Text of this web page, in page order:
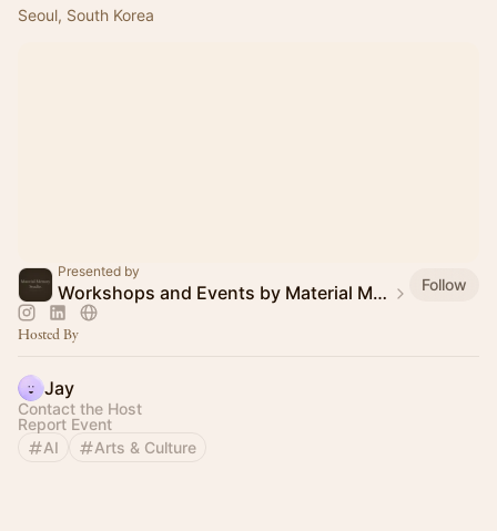
Seoul, South Korea
Presented by
Workshops and Events by Material Memory Studio Follow
Hosted By
Jay
Contact the Host
Report Event
AI
Arts & Culture